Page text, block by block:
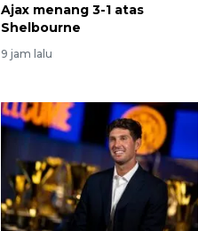
Ajax menang 3-1 atas
Shelbourne
9 jam lalu